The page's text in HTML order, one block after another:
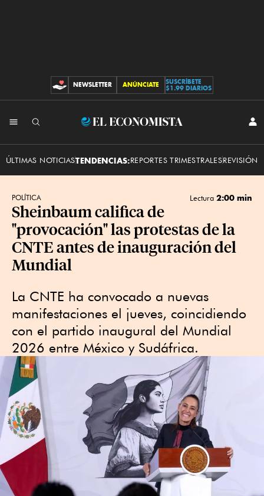
CONTRIBUCIONES
NEWSLETTER ANÚNCIATE
SUSCRÍBETE
$1.99 DIARIOS
El
ÚLTIMAS NOTICIASTENDENCIAS:REPORTES TRIMESTRALESREVISIÓN
POLÍTICA Lectura 2:00 min
Sheinbaum califica de
"provocación" las protestas de la
CNTE antes de inauguración del
Mundial
La CNTE ha convocado a nuevas
manifestaciones el jueves, coincidiendo
con el partido inaugural del Mundial
2026 entre México y Sudáfrica.